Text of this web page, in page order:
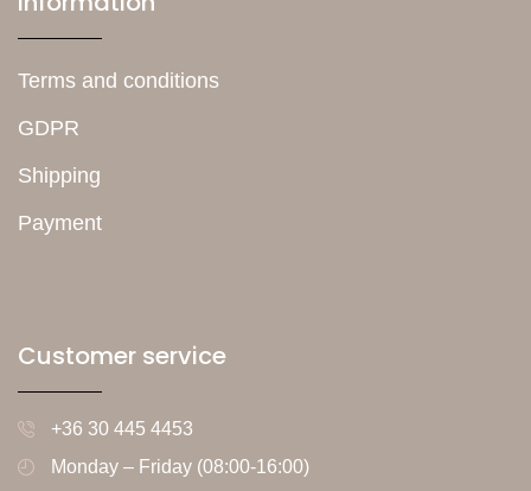
Terms and conditions
GDPR
Shipping
Payment
Customer service
+36 30 445 4453
Monday – Friday (08:00-16:00)